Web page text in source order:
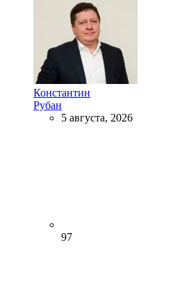
Константин
Рубан
5 августа, 2026
97